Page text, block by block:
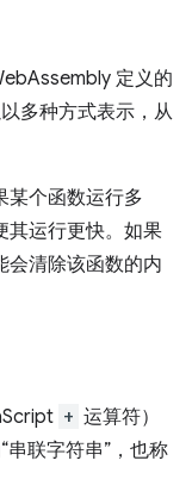
定义的
多种方式表示，从
某个函数运行多
其运行更快。如果
会清除该函数的内
+ 运算符）
联字符串”，也称